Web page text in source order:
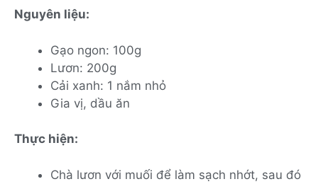
Nguyên liệu:
Gạo ngon: 100g
Lươn: 200g
Cải xanh: 1 nắm nhỏ
Gia vị, dầu ăn
Thực hiện:
Chà lươn với muối để làm sạch nhớt, sau đó